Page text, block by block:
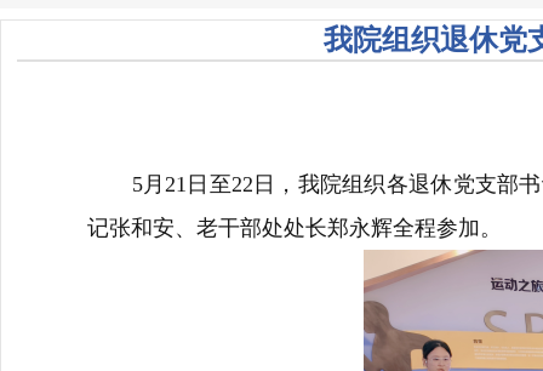
我院组织退休党
5月21日至22日，我院组织各退休党支部书
记张和安、老干部处处长郑永辉全程参加。